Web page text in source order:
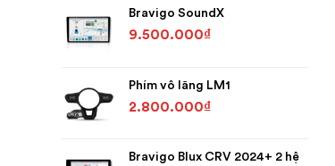
Bravigo SoundX
9.500.000₫
Phím vô lăng LM1
2.800.000₫
Bravigo Blux CRV 2024+ 2 hệ